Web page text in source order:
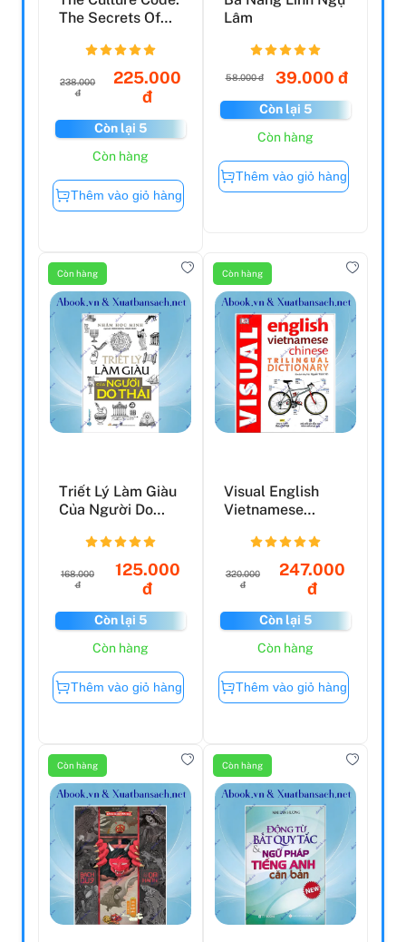
The Secrets Of
Successful...
238.000
đ
225.000
đ
Còn lại 5
Còn hàng
Thêm vào giỏ hàng
Lâm
58.000 đ 39.000 đ
Còn lại 5
Còn hàng
Thêm vào giỏ hàng
Còn hàng
Triết Lý Làm Giàu
Của Người Do
168.000
đ
125.000
đ
Còn lại 5
Còn hàng
Thêm vào giỏ hàng
Còn hàng
Visual English
Vietnamese
Trillingual Dict...
320.000
đ
247.000
đ
Còn lại 5
Còn hàng
Thêm vào giỏ hàng
Còn hàng Còn hàng